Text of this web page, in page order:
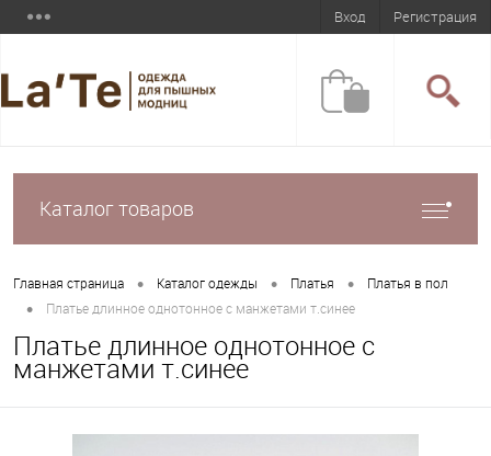
Вход Регистрация
Каталог товаров
Главная страница • Каталог одежды • Платья • Платья в пол
• Платье длинное однотонное с манжетами т.синее
Платье длинное однотонное с
манжетами т.синее